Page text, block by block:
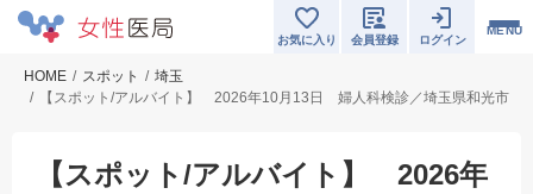
MENU
お気に入り 会員登録 ログイン
HOME スポット
埼玉
【スポット/アルバイト】 2026年10月13日 婦人科検診／埼玉県和光市
【スポット/アルバイト】 2026年